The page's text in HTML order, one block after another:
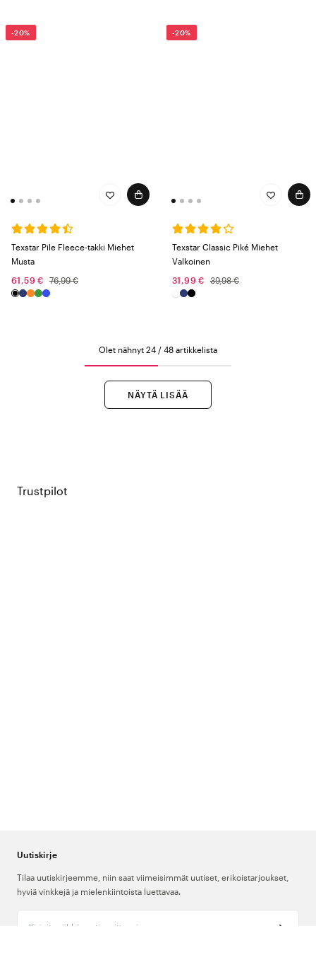
-20%
Texstar Pile Fleece-takki Miehet
Musta
61,59 €
76,99 €
-20%
Texstar Classic Piké Miehet
Valkoinen
31,99 €
39,98 €
Olet nähnyt 24 / 48 artikkelista
NÄYTÄ LISÄÄ
Trustpilot
Uutiskirje
Tilaa uutiskirjeemme, niin saat viimeisimmät uutiset, erikoistarjoukset,
hyviä vinkkejä ja mielenkiintoista luettavaa.